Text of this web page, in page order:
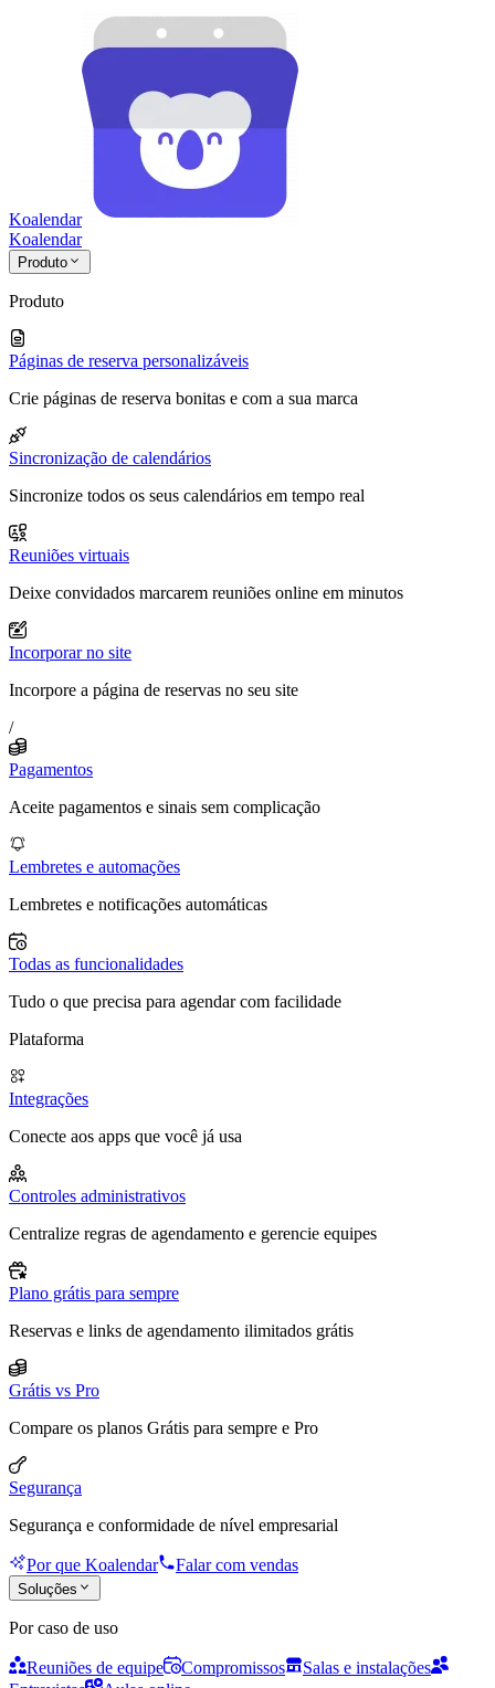
Koalendar
Koalendar
Produto
Produto
Páginas de reserva personalizáveis
Crie páginas de reserva bonitas e com a sua marca
Sincronização de calendários
Sincronize todos os seus calendários em tempo real
Reuniões virtuais
Deixe convidados marcarem reuniões online em minutos
Incorporar no site
Incorpore a página de reservas no seu site
/
Pagamentos
Aceite pagamentos e sinais sem complicação
Lembretes e automações
Lembretes e notificações automáticas
Todas as funcionalidades
Tudo o que precisa para agendar com facilidade
Plataforma
Integrações
Conecte aos apps que você já usa
Controles administrativos
Centralize regras de agendamento e gerencie equipes
Plano grátis para sempre
Reservas e links de agendamento ilimitados grátis
Grátis vs Pro
Compare os planos Grátis para sempre e Pro
Segurança
Segurança e conformidade de nível empresarial
Por que Koalendar Falar com vendas
Soluções
Por caso de uso
Reuniões de equipe Compromissos
Salas e instalações